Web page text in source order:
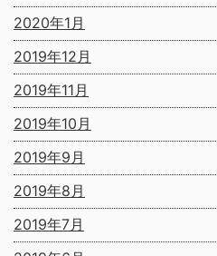
2020年1月
2019年12月
2019年11月
2019年10月
2019年9月
2019年8月
2019年7月